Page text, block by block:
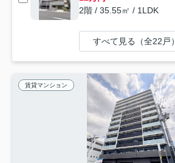
2階 / 35.55㎡ / 1LDK
すべて見る（全22戸）
賃貸マンション